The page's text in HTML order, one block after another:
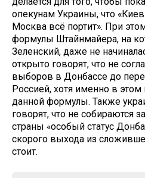
опекунам Украины, что
Москва всё портит». При
формулы Штайнмайера, на
Зеленский, даже не
открыто говорят, что не
выборов в Донбассе до
Россией, хотя именно в
данной формулы. Также
говорят, что не собираются
страны «особый статус
скорого выхода из
стоит.